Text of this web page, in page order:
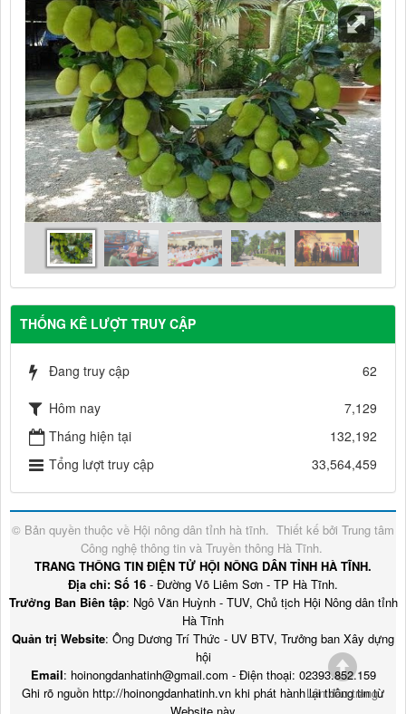
THỐNG KÊ LƯỢT TRUY CẬP
Đang truy cập 62
Hôm nay
7,129
Tháng hiện tại
132,192
Tổng lượt truy cập
33,564,459
© Bản quyền thuộc về Hội nông dân tỉnh hà tĩnh. Thiết kế bởi Trung tâm
Công nghệ thông tin và Truyền thông Hà Tĩnh.
TRANG THÔNG TIN ĐIỆN TỬ HỘI NÔNG DÂN TỈNH HÀ TĨNH.
Địa chỉ: Số 16 - Đường Võ Liêm Sơn - TP Hà Tĩnh.
Trưởng Ban Biên tập: Ngô Văn Huỳnh - TUV, Chủ tịch Hội Nông dân tỉnh
Hà Tĩnh
Quản trị Website: Ông Dương Trí Thức - UV BTV, Trưởng ban Xây dựng
hội
Email: hoinongdanhatinh@gmail.com - Điện thoại: 02393.852.159
Ghi rõ nguồn http://hoinongdanhatinh.vn khi phát hành lại thông tin từ
Lên đầu trang